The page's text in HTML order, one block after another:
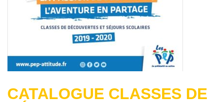
CATALOGUE CLASSES DE